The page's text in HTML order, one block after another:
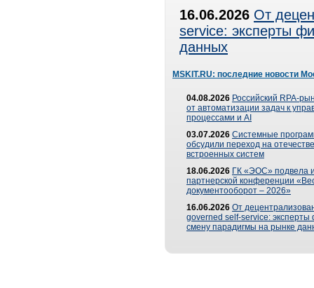
16.06.2026 От
service: эксперты
данных
MSKIT.RU: последние новости
04.08.2026 Российский RPA-
от автоматизации задач к
процессами и AI
03.07.2026 Системные
обсудили переход на
встроенных систем
18.06.2026 ГК «ЭОС» подвела
партнерской конференции
документооборот – 2026»
16.06.2026 От
governed self-service: эксперты
смену парадигмы на рынке